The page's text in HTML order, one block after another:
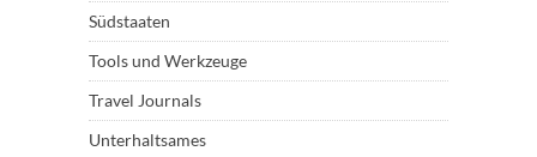
Südstaaten
Tools und Werkzeuge
Travel Journals
Unterhaltsames